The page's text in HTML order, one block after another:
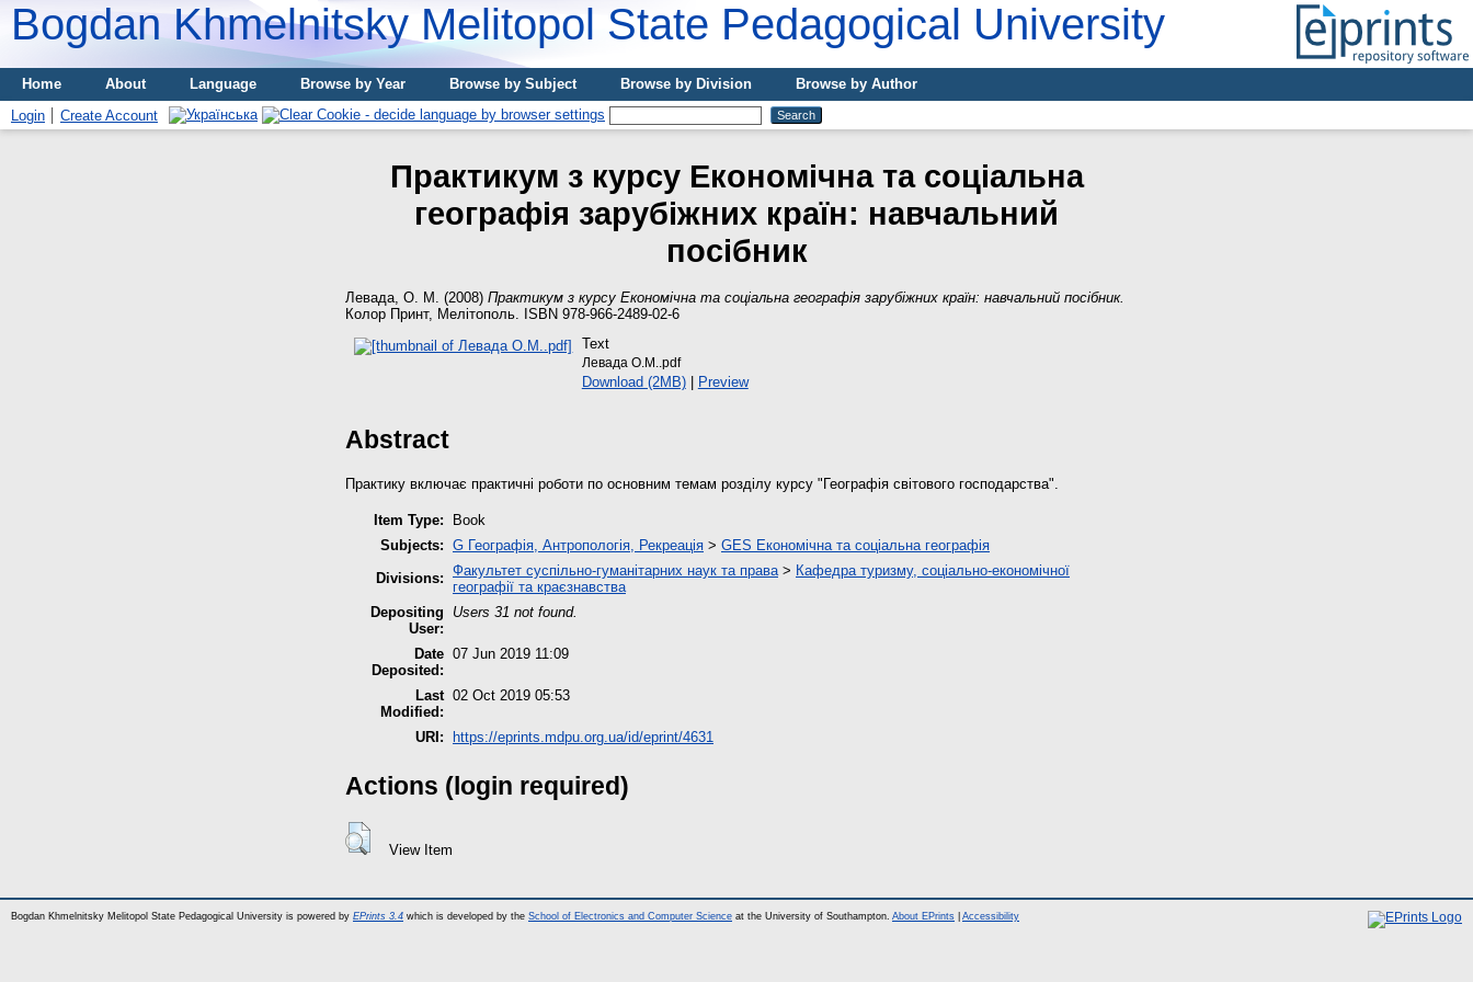
Bogdan Khmelnitsky Melitopol State Pedagogical University
Home About Language Browse by Year Browse by Subject Browse by Division
Browse by Author
Login
Create Account
Практикум з курсу Економічна та соціальна
географія зарубіжних країн: навчальний
посібник
Левада, О. М. (2008) Практикум з курсу Економічна та соціальна географія зарубіжних країн: навчальний посібник.
Колор Принт, Мелітополь. ISBN 978-966-2489-02-6
Text
Левада О.М..pdf
Download (2MB)| Preview
Abstract
Практику включає практичні роботи по основним темам розділу курсу "Географія світового господарства".
Item Type:
Book
Subjects: G Географія, Антропологія, Рекреація > GES Економічна та соціальна географія
Divisions: Факультет суспільно-гуманітарних наук та права> Кафедра туризму, соціально-економічної
географії та краєзнавства
Depositing
User:
Users 31 not found.
Date
Deposited:
07 Jun 2019 11:09
Last
Modified:
02 Oct 2019 05:53
URI: https://eprints.mdpu.org.ua/id/eprint/4631
Actions (login required)
View Item
Bogdan Khmelnitsky Melitopol State Pedagogical University is powered by EPrints 3.4 which is developed by the School of Electronics and Computer Science at the University of Southampton. About EPrints Accessibility